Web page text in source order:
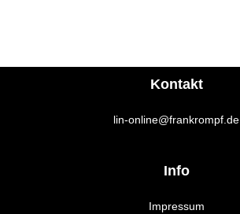
Kontakt
lin-online@frankrompf.de
Info
Impressum